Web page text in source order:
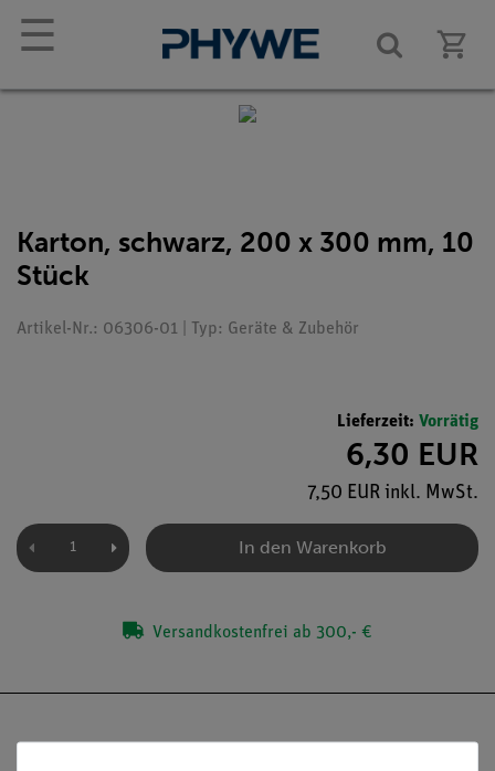
☰
Karton, schwarz, 200 x 300 mm, 10
Stück
Artikel-Nr.: 06306-01 | Typ: Geräte & Zubehör
Lieferzeit: Vorrätig
6,30 EUR
7,50 EUR inkl. MwSt.
In den Warenkorb
Versandkostenfrei ab 300,- €